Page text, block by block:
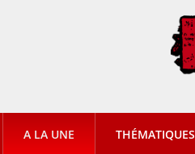
A LA UNE THÉMATIQUES